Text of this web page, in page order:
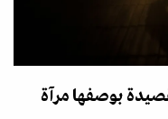
بوصفها مرآة